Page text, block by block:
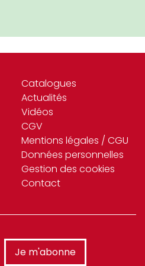
(15)
Catalogues
Actualités
Vidéos
CGV
Mentions légales / CGU
Données personnelles
Gestion des cookies
Contact
Je m'abonne